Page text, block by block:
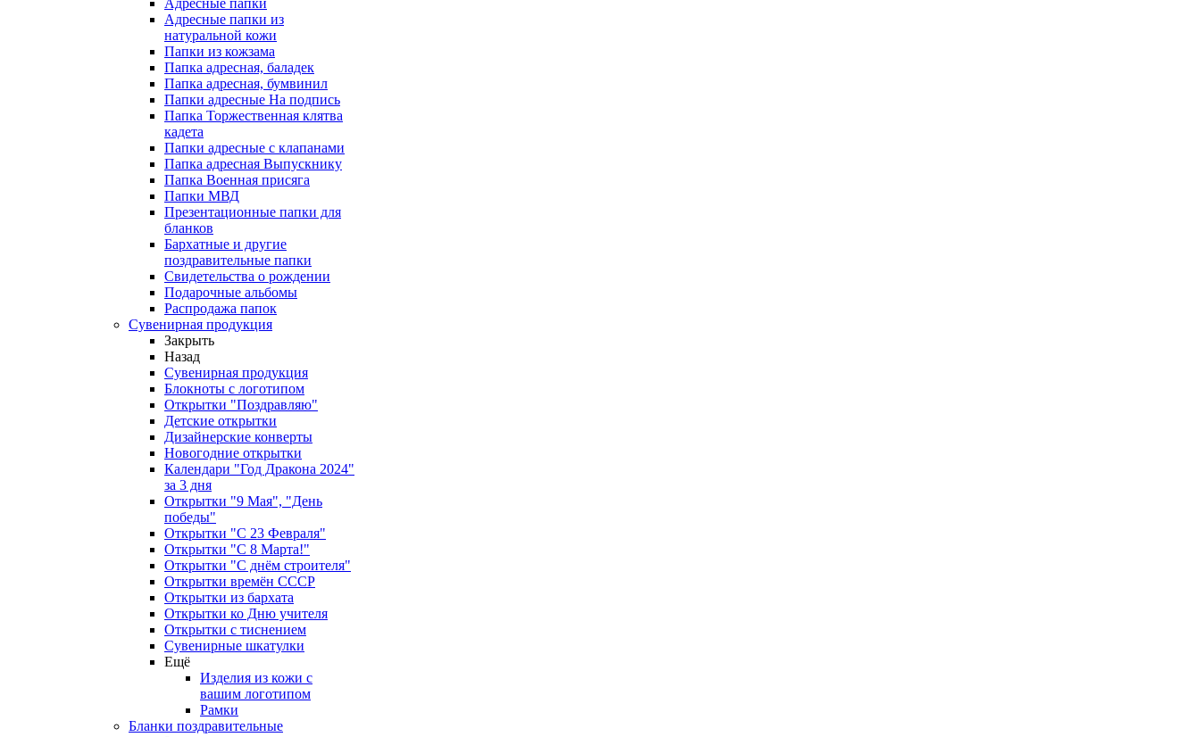
Адресные папки из
натуральной кожи
Папки из кожзама
Папка адресная, баладек
Папка адресная, бумвинил
Папки адресные На подпись
Папка Торжественная клятва
кадета
Папки адресные с клапанами
Папка адресная Выпускнику
Папка Военная присяга
Папки МВД
Презентационные папки для
бланков
Бархатные и другие
поздравительные папки
Свидетельства о рождении
Подарочные альбомы
Распродажа папок
Сувенирная продукция
Закрыть
Назад
Сувенирная продукция
Блокноты с логотипом
Открытки "Поздравляю"
Детские открытки
Дизайнерские конверты
Новогодние открытки
Календари "Год Дракона 2024"
за 3 дня
Открытки "9 Мая", "День
победы"
Открытки "С 23 Февраля"
Открытки "С 8 Марта!"
Открытки "С днём строителя"
Открытки времён СССР
Открытки из бархата
Открытки ко Дню учителя
Открытки с тиснением
Сувенирные шкатулки
Ещё
Изделия из кожи с
вашим логотипом
Рамки
Бланки поздравительные